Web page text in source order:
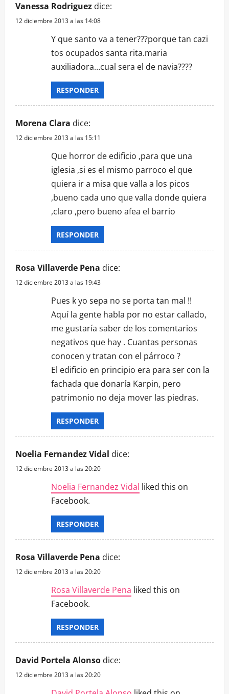
Vanessa Rodriguez dice:
12 diciembre 2013 a las 14:08
Y que santo va a tener???porque tan cazi
tos ocupados santa rita.maria
auxiliadora…cual sera el de navia????
RESPONDER
Morena Clara dice:
12 diciembre 2013 a las 15:11
Que horror de edificio ,para que una
iglesia ,si es el mismo parroco el que
quiera ir a misa que valla a los picos
,bueno cada uno que valla donde quiera
,claro ,pero bueno afea el barrio
RESPONDER
Rosa Villaverde Pena dice:
12 diciembre 2013 a las 19:43
Pues k yo sepa no se porta tan mal !!
Aquí la gente habla por no estar callado,
me gustaría saber de los comentarios
negativos que hay . Cuantas personas
conocen y tratan con el párroco ?
El edificio en principio era para ser con la
fachada que donaría Karpin, pero
patrimonio no deja mover las piedras.
RESPONDER
Noelia Fernandez Vidal dice:
12 diciembre 2013 a las 20:20
Noelia Fernandez Vidal liked this on
Facebook.
RESPONDER
Rosa Villaverde Pena dice:
12 diciembre 2013 a las 20:20
Rosa Villaverde Pena liked this on
Facebook.
RESPONDER
David Portela Alonso dice:
12 diciembre 2013 a las 20:20